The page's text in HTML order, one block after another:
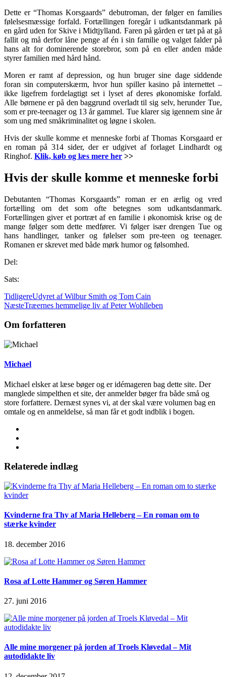
Dette er “Thomas Korsgaards” debutroman, der følger en families
følelsesmæssige forfald. Fortællingen foregår i udkantsdanmark på
en gård uden for Skive i Midtjylland. Faren på gården er tæt på at gå
fallit og må derfor låne penge af én i sin familie og valget falder på
hans alt for dominerende storebror, som på en eller anden måde
styrer familien med hård hånd.
Moren er ramt af depression, og hun bruger sine dage siddende
foran sin computerskærm, hvor hun spiller kasino på internettet –
ikke ligefrem fordelagtigt set i lyset af deres økonomiske forfald.
Alle børnene er på den baggrund overladt til sig selv, herunder Tue,
som er pre-teenager og 13 år gammel. Tue klarer sig igennem sine år
som ung med småkriminalitet og løgne i skolen.
Hvis der skulle komme et menneske forbi afThomas Korsgaard er
en roman på 314 sider, der er udgivet af forlaget Lindhardt og
Ringhof. Klik, køb og læs mere her >>
Hvis der skulle komme et menneske forbi
Debutanten “Thomas Korsgaards” roman er en ærlig og vred
fortælling om det som ofte betegnes som udkantsdanmark.
Fortællingen giver et portræt af en familie i økonomisk krise og de
mange følger som dette medfører. Vi følger især drengen Tue og
hans handlinger, tanker og følelser som pre-teen og teenager.
Romanen er skrevet med både mørk humor og følsomhed.
Del:
Sats:
TidligereUdyret af Wilbur Smith og Tom Cain
NæsteTræernes hemmelige liv af Peter Wohlleben
Om forfatteren
Michael
Michael elsker at læse bøger og er idémageren bag dette site. Der
manglede simpelthen et site, der anmelder bøger fra både små og
store forfattere. Dernæst synes vi, at der skal være volumen bag en
omtale og en anmeldelse, så man får et godt indblik i bogen.
Relaterede indlæg
Kvinderne fra Thy af Maria Helleberg – En roman om to
stærke kvinder
18. december 2016
Rosa af Lotte Hammer og Søren Hammer
27. juni 2016
Alle mine morgener på jorden af Troels Kløvedal – Mit
autodidakte liv